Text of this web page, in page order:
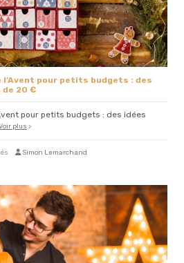
l’Avent pour petits budgets : des
de 20 €
pour petits budgets : des idées
plus
Simon Lemarchand